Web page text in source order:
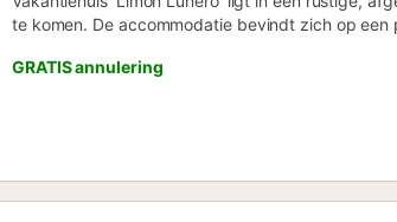
te komen. De accommodatie bevindt zich op
buitenruimtes. Er zijn geen gedeelde
jullie als gasten van Limón Lunero. Omdat het
GRATIS annulering